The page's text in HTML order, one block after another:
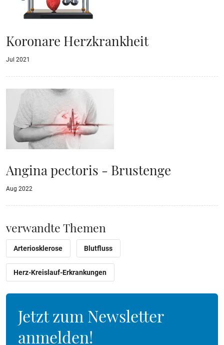
Koronare Herzkrankheit
Jul 2021
Angina pectoris - Brustenge
Aug 2022
verwandte Themen
Arteriosklerose Blutfluss
Herz-Kreislauf-Erkrankungen
Jetzt zum Newsletter
anmelden!